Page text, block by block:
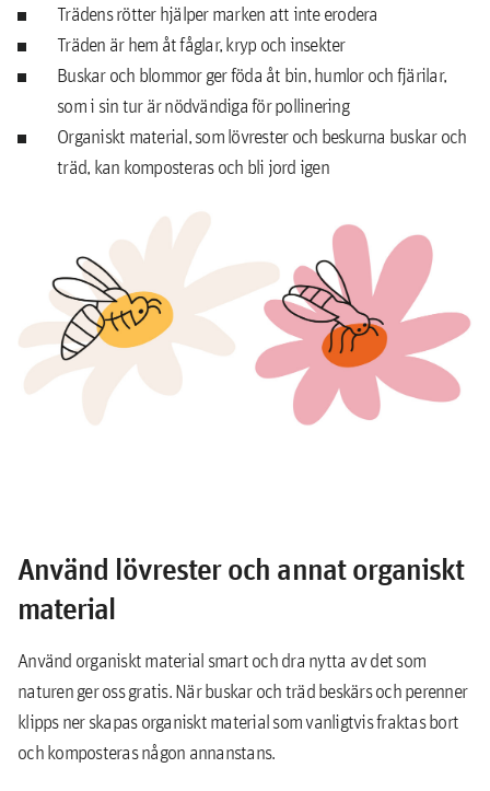
Trädens rötter hjälper marken att inte erodera
Träden är hem åt fåglar, kryp och insekter
Buskar och blommor ger föda åt bin, humlor och fjärilar,
som i sin tur är nödvändiga för pollinering
Organiskt material, som lövrester och beskurna buskar och
träd, kan komposteras och bli jord igen
Använd lövrester och annat organiskt
material
Använd organiskt material smart och dra nytta av det som
naturen ger oss gratis. När buskar och träd beskärs och perenner
klipps ner skapas organiskt material som vanligtvis fraktas bort
och komposteras någon annanstans.